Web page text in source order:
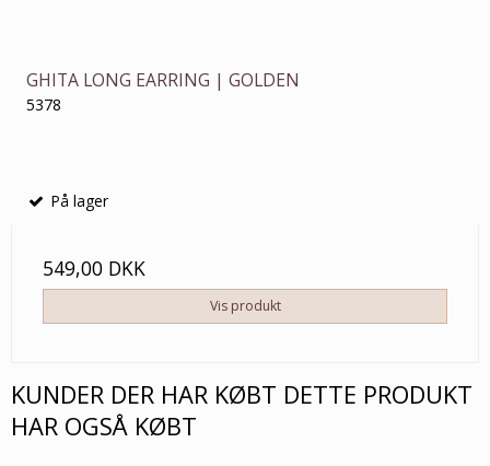
GHITA LONG EARRING | GOLDEN
5378
På lager
549,00 DKK
Vis produkt
KUNDER DER HAR KØBT DETTE PRODUKT
HAR OGSÅ KØBT